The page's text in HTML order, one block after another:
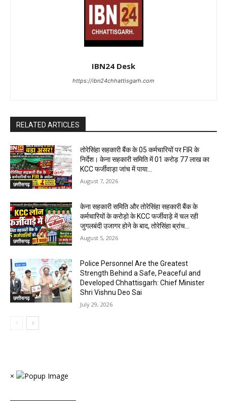
IBN24 Desk
https://ibn24chhattisgarh.com
RELATED ARTICLES
छत्तीसगढ़
तोरेसिंहा सहकारी बैंक के 05 कर्मचारियों पर FIR के
निर्देश। केना सहकारी समिति में 01 करोड़ 77 लाख का
KCC फर्जीवाड़ा जांच में पाया...
August 7, 2026
छत्तीसगढ़
केना सहकारी समिति और तोरेसिंहा सहकारी बैंक के
कर्मचारियों के करोड़ो के KCC फर्जीवाड़े में चल रही
जुगलबंदी उजागर होने के बाद, तोरेसिंहा ब्रांच...
August 5, 2026
छत्तीसगढ़
Police Personnel Are the Greatest
Strength Behind a Safe, Peaceful and
Developed Chhattisgarh: Chief Minister
Shri Vishnu Deo Sai
July 29, 2026
×